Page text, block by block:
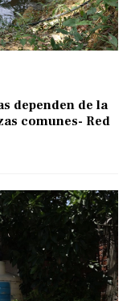
dependen de la
comunes- Red